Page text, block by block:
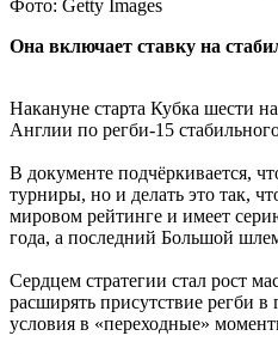
Фото: Getty Images
Она включает ставку на
Накануне старта Кубка шести
Англии по регби-15
В документе подчёркивается,
турниры, но и делать это так,
мировом рейтинге и имеет
года, а последний Большой
Сердцем стратегии стал рост
расширять присутствие регби
условия в «переходные»